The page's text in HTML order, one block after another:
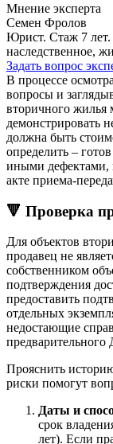
Мнение эксперта
Семен Фролов
Юрист. Стаж 7 лет.
наследственное,
Задать вопрос
В процессе
вопросы и
вторичного жилья
демонстрировать
должна быть
определить –
иными дефектами,
акте приема-
🔻 Проверка
Для объектов
продавец не
собственником
подтверждения
предоставить
отдельных
недостающие
Прояснить
риски помогут
Даты и
срок
лет). Если